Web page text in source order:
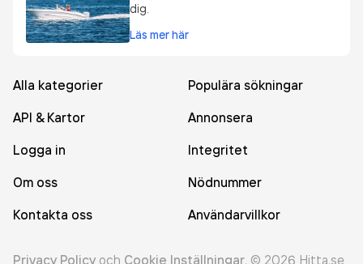
dig.
Läs mer här
Alla kategorier
Populära sökningar
API & Kartor
Annonsera
Logga in
Integritet
Om oss
Nödnummer
Kontakta oss
Användarvillkor
Privacy Policy och Cookie Inställningar. © 2026 Hitta.se